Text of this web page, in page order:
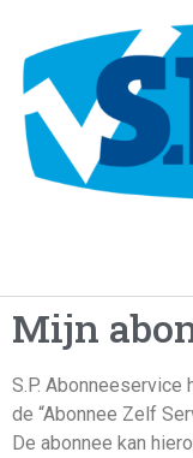
Mijn
S.P. Abonneeservice
de “Abonnee Zelf
De abonnee kan